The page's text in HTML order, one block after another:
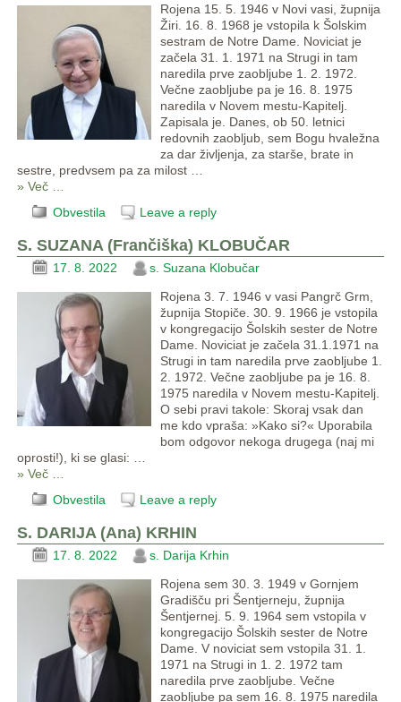
Rojena 15. 5. 1946 v Novi vasi, župnija
Žiri. 16. 8. 1968 je vstopila k Šolskim
sestram de Notre Dame. Noviciat je
začela 31. 1. 1971 na Strugi in tam
naredila prve zaobljube 1. 2. 1972.
Večne zaobljube pa je 16. 8. 1975
naredila v Novem mestu-Kapitelj.
Zapisala je. Danes, ob 50. letnici
redovnih zaobljub, sem Bogu hvaležna
za dar življenja, za starše, brate in
sestre, predvsem pa za milost
» Več …
Obvestila
Leave a reply
S. SUZANA (Frančiška) KLOBUČAR
17. 8. 2022
s. Suzana Klobučar
Rojena 3. 7. 1946 v vasi Pangrč Grm,
župnija Stopiče. 30. 9. 1966 je vstopila
v kongregacijo Šolskih sester de Notre
Dame. Noviciat je začela 31.1.1971 na
Strugi in tam naredila prve zaobljube 1.
2. 1972. Večne zaobljube pa je 16. 8.
1975 naredila v Novem mestu-Kapitelj.
O sebi pravi takole: Skoraj vsak dan
me kdo vpraša: »Kako si?« Uporabila
bom odgovor nekoga drugega (naj mi
oprosti!), ki se glasi:
» Več …
Obvestila
Leave a reply
S. DARIJA (Ana) KRHIN
17. 8. 2022
s. Darija Krhin
Rojena sem 30. 3. 1949 v Gornjem
Gradišču pri Šentjerneju, župnija
Šentjernej. 5. 9. 1964 sem vstopila v
kongregacijo Šolskih sester de Notre
Dame. V noviciat sem vstopila 31. 1.
1971 na Strugi in 1. 2. 1972 tam
naredila prve zaobljube. Večne
zaobljube pa sem 16. 8. 1975 naredila